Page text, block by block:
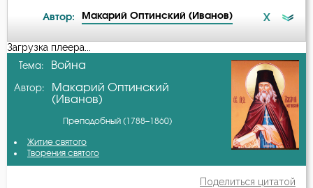
Беседа
Благодарность
Благодать
Ближний
Автор: Макарий Оптинский (Иванов) X
А-я
Амвросий Оптинский (Гренков)
Василий Великий
Иоанн Златоуст
Загрузка плеера...
Тема: Война
Автор:
Макарий Оптинский
(Иванов)
Преподобный (1788–1860)
Житие святого
Творения святого
Поделиться цитатой